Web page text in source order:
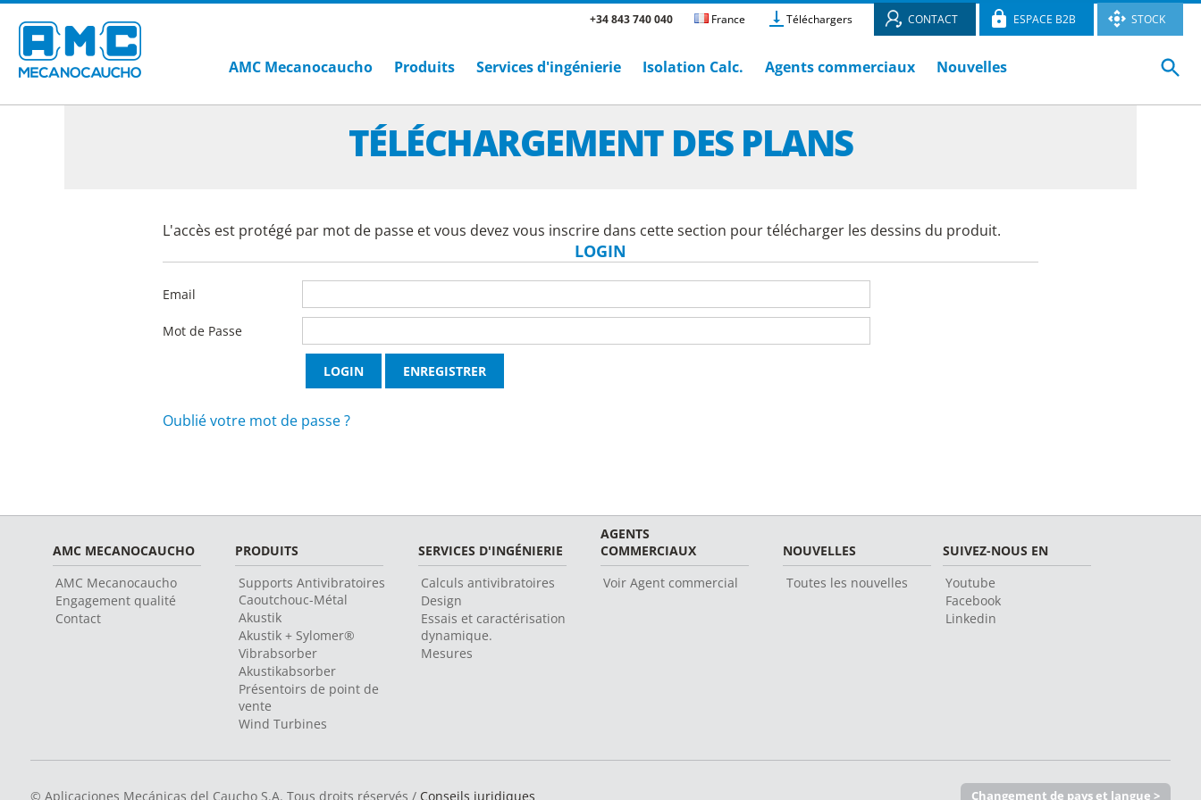
+34 843 740 040 France Téléchargers CONTACT ESPACE B2B STOCK
AMC Mecanocaucho Produits Services d'ingénierie Isolation Calc. Agents commerciaux Nouvelles
TÉLÉCHARGEMENT DES PLANS
L'accès est protégé par mot de passe et vous devez vous inscrire dans cette section pour télécharger les dessins du produit.
LOGIN
Email
Mot de Passe
Oublié votre mot de passe ?
AMC MECANOCAUCHO
AMC Mecanocaucho
Engagement qualité
Contact
PRODUITS
Supports Antivibratoires
Caoutchouc-Métal
Akustik
Akustik + Sylomer®
Vibrabsorber
Akustikabsorber
Présentoirs de point de
vente
Wind Turbines
SERVICES D'INGÉNIERIE
Calculs antivibratoires
Design
Essais et caractérisation
dynamique.
Mesures
AGENTS
COMMERCIAUX
Voir Agent commercial
NOUVELLES
Toutes les nouvelles
SUIVEZ-NOUS EN
Youtube
Facebook
Linkedin
© Aplicaciones Mecánicas del Caucho S.A. Tous droits réservés / Conseils juridiques Changement de pays et langue >